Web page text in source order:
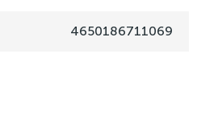
4650186711069